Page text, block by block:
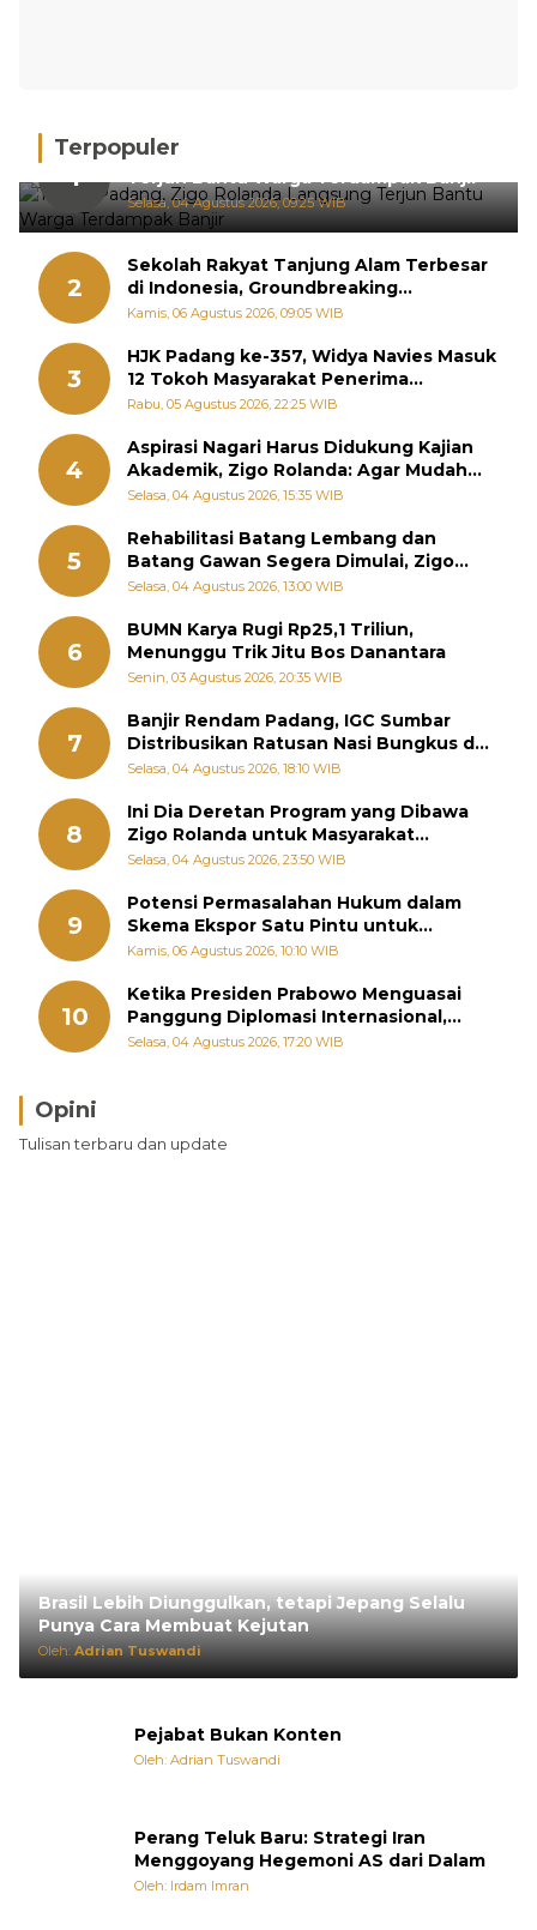
Terpopuler
1
Tiba di Padang, Zigo Rolanda Langsung
Terjun Bantu Warga Terdampak Banjir
Selasa, 04 Agustus 2026, 09:25 WIB
2
Sekolah Rakyat Tanjung Alam Terbesar
di Indonesia, Groundbreaking
September
Kamis, 06 Agustus 2026, 09:05 WIB
3
HJK Padang ke-357, Widya Navies Masuk
12 Tokoh Masyarakat Penerima
Penghargaan Pemko Padang
Rabu, 05 Agustus 2026, 22:25 WIB
4
Aspirasi Nagari Harus Didukung Kajian
Akademik, Zigo Rolanda: Agar Mudah
Diperjuangkan di Kementerian
Selasa, 04 Agustus 2026, 15:35 WIB
5
Rehabilitasi Batang Lembang dan
Batang Gawan Segera Dimulai, Zigo
Rolanda Pastikan Proyek Berjalan
Selasa, 04 Agustus 2026, 13:00 WIB
6
BUMN Karya Rugi Rp25,1 Triliun,
Menunggu Trik Jitu Bos Danantara
Senin, 03 Agustus 2026, 20:35 WIB
7
Banjir Rendam Padang, IGC Sumbar
Distribusikan Ratusan Nasi Bungkus dan
Air Minum
Selasa, 04 Agustus 2026, 18:10 WIB
8
Ini Dia Deretan Program yang Dibawa
Zigo Rolanda untuk Masyarakat
Kabupaten Solok
Selasa, 04 Agustus 2026, 23:50 WIB
9
Potensi Permasalahan Hukum dalam
Skema Ekspor Satu Pintu untuk
Komoditas Strategis Indonesia
Kamis, 06 Agustus 2026, 10:10 WIB
10
Ketika Presiden Prabowo Menguasai
Panggung Diplomasi Internasional,
Jokowi, Gibran, dan Kaesang Menguasai
Selasa, 04 Agustus 2026, 17:20 WIB
Opini
Tulisan terbaru dan update
Brasil Lebih Diunggulkan, tetapi Jepang Selalu
Punya Cara Membuat Kejutan
Oleh: Adrian Tuswandi
Pejabat Bukan Konten
Oleh: Adrian Tuswandi
Perang Teluk Baru: Strategi Iran
Menggoyang Hegemoni AS dari Dalam
Oleh: Irdam Imran